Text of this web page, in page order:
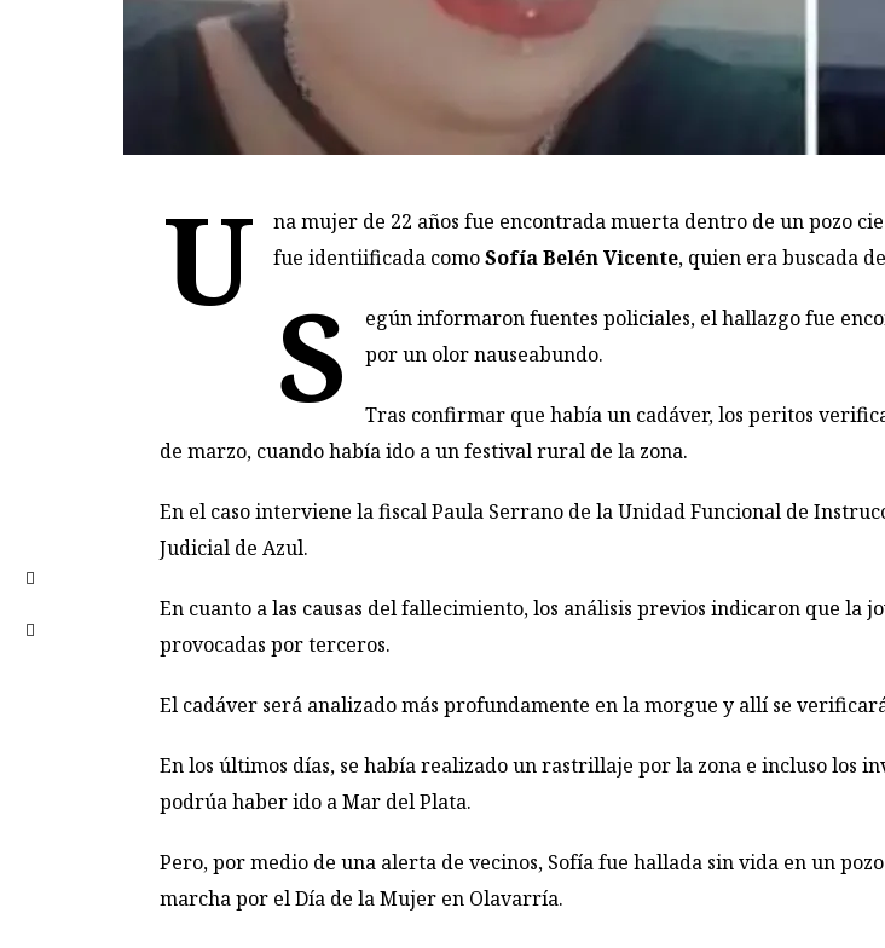
U
na mujer de 22 años fue encontrada muerta dentro de un pozo
fue identiificada comoSofía Belén Vicente, quien era buscada
S
egún informaron fuentes policiales, el hallazgo fue
por un olor nauseabundo.
Tras confirmar que había un cadáver, los peritos
de marzo, cuando había ido a un festival rural de la zona.
En el caso interviene la fiscal Paula Serrano de la Unidad Funcional de
Judicial de Azul.
En cuanto a las causas del fallecimiento, los análisis previos indicaron que la
provocadas por terceros.
El cadáver será analizado más profundamente en la morgue y allí se
En los últimos días, se había realizado un rastrillaje por la zona e incluso los
podrúa haber ido a Mar del Plata.
Pero, por medio de una alerta de vecinos, Sofía fue hallada sin vida en un
marcha por el Día de la Mujer en Olavarría.